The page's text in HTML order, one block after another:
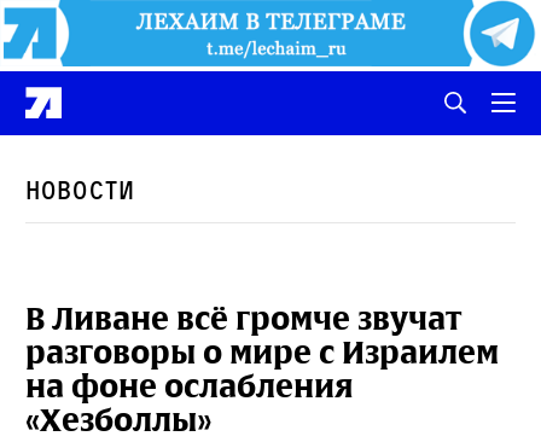
Новости
В Ливане всё громче звучат
разговоры о мире с Израилем
на фоне ослабления
«Хезболлы»